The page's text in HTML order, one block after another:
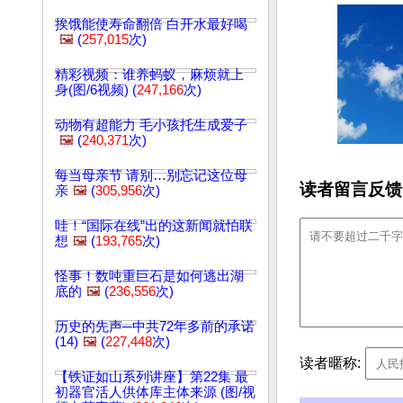
挨饿能使寿命翻倍 白开水最好喝
🖼️ (257,015次)
精彩视频：谁养蚂蚁，麻烦就上
身(图/6视频) (247,166次)
动物有超能力 毛小孩托生成爱子
🖼️ (240,371次)
每当母亲节 请别…别忘记这位母
亲 🖼️ (305,956次)
哇！“国际在线”出的这新闻就怕联
想 🖼️ (193,765次)
怪事！数吨重巨石是如何逃出湖
底的 🖼️ (236,556次)
历史的先声─中共72年多前的承诺
(14) 🖼️ (227,448次)
【铁证如山系列讲座】第22集 最
初器官活人供体库主体来源 (图/视
读者留言反
读者暱称: